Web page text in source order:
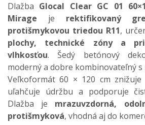
Dlažba Glocal Clear GC 01
Mirage je rektifikovaný
protišmykovou triedou R11,
plochy, technické zóny a
vlhkosťou. Šedý betónový
moderný a dobre kombinovateľný
Veľkoformát 60 × 120 cm
uľahčuje údržbu a podporuje
Dlažba je mrazuvzdorná,
protišmyková, vhodná aj do